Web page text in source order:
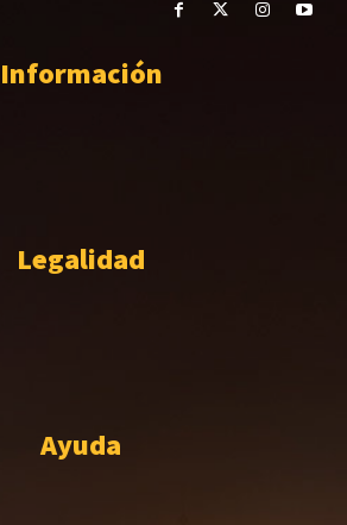
Información
Legalidad
Ayuda